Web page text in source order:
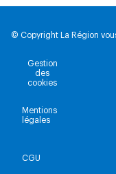
© Copyright La Région
Gestion
des
cookies
Mentions
légales
CGU